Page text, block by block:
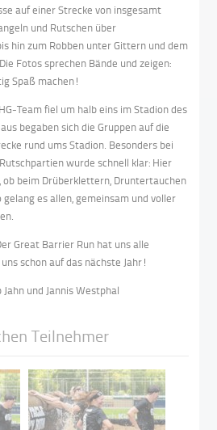
auf einer Strecke von insgesamt
und Rutschen über
hin zum Robben unter Gittern und dem
Fotos sprechen Bände und zeigen:
Spaß machen!
Team fiel um halb eins im Stadion des
begaben sich die Gruppen auf die
rund ums Stadion. Besonders bei
wurde schnell klar: Hier
beim Drüberklettern, Druntertauchen
es allen, gemeinsam und voller
Great Barrier Run hat uns alle
schon auf das nächste Jahr!
und Jannis Westphal
Teilnehmer